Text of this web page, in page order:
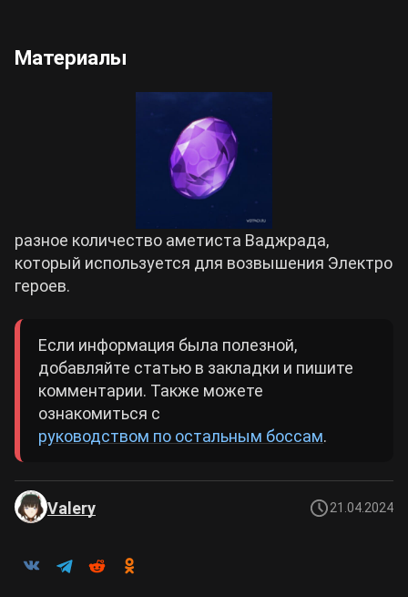
Материалы
разное количество аметиста Ваджрада,
который используется для возвышения Электро
героев.
Если информация была полезной,
добавляйте статью в закладки и пишите
комментарии. Также можете
ознакомиться с
руководством по остальным боссам.
Valery 21.04.2024